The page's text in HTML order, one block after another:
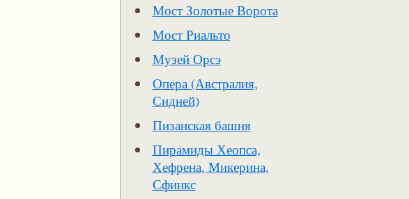
Мост Золотые Ворота
Мост Риальто
Музей Орсэ
Опера (Австралия,
Сидней)
Пизанская башня
Пирамиды Хеопса,
Хефрена, Микерина,
Сфинкс